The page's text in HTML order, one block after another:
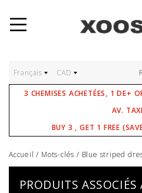
Français CAD
3 CHEMISES ACHETÉES, 1 DE+
AV.
BUY 3 , GET 1 FREE
Accueil / Mots-clés / Blue striped
PRODUITS